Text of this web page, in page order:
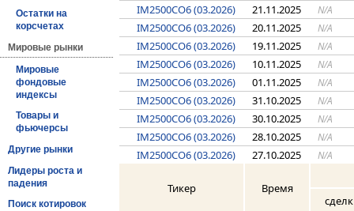
Остатки на
корсчетах
Мировые рынки
Мировые
фондовые
индексы
Товары и
фьючерсы
Другие рынки
Лидеры роста и
падения
Поиск котировок
IM2500CO6 (03.2026) 21.11.2025 N/A
IM2500CO6 (03.2026) 20.11.2025 N/A
IM2500CO6 (03.2026) 19.11.2025 N/A
IM2500CO6 (03.2026) 10.11.2025 N/A
IM2500CO6 (03.2026) 01.11.2025 N/A
IM2500CO6 (03.2026) 31.10.2025 N/A
IM2500CO6 (03.2026) 30.10.2025 N/A
IM2500CO6 (03.2026) 28.10.2025 N/A
IM2500CO6 (03.2026) 27.10.2025 N/A
Тикер
Время